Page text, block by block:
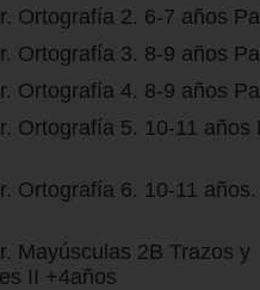
Ortografía 2. 6-7 años
Ortografía 3. 8-9 años
Ortografía 4. 8-9 años
Ortografía 5. 10-11 años
Ortografía 6. 10-11
Mayúsculas 2B Trazos y
II +4años